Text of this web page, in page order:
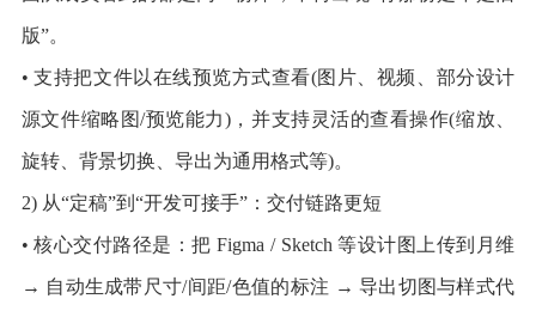
版”。
• 支持把文件以在线预览方式查看(图片、视频、部分设计
源文件缩略图/预览能力)，并支持灵活的查看操作(缩放、
旋转、背景切换、导出为通用格式等)。
2) 从“定稿”到“开发可接手”：交付链路更短
• 核心交付路径是：把 Figma / Sketch 等设计图上传到月维
→ 自动生成带尺寸/间距/色值的标注 → 导出切图与样式代